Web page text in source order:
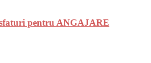
pentru ANGAJARE